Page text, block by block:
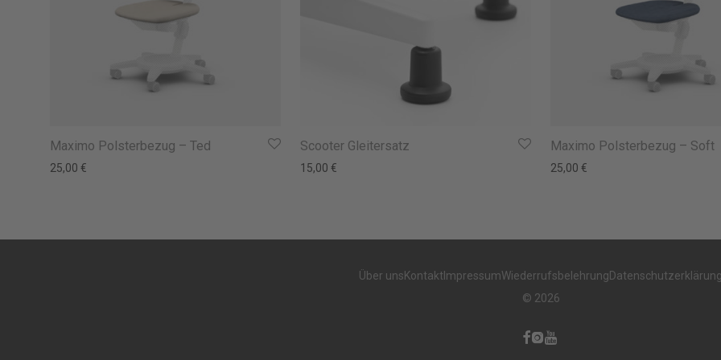
Maximo Polsterbezug – Ted
25,00 €
Scooter Gleitersatz
15,00 €
Maximo Polsterbezug – Soft
25,00 €
Über unsKontakt ImpressumWiederrufsbelehrungDatenschutzerklärung
© 2026